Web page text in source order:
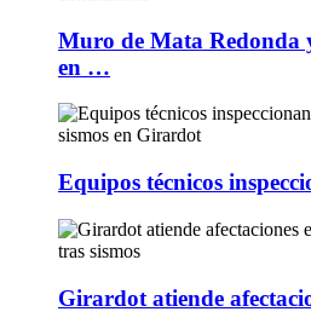
Muro de Mata Redonda
en …
Equipos técnicos
Girardot atiende